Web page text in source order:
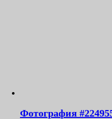
Фотография